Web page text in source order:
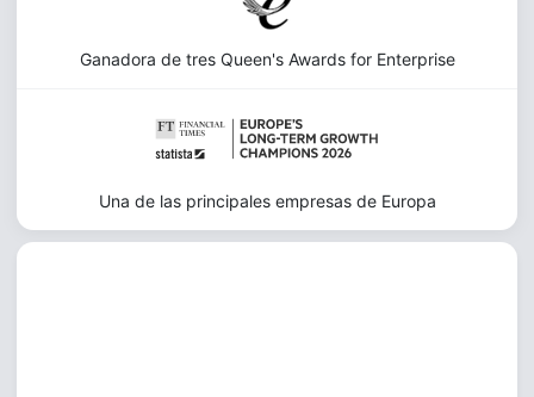
Ganadora de tres Queen's Awards for Enterprise
Una de las principales empresas de Europa